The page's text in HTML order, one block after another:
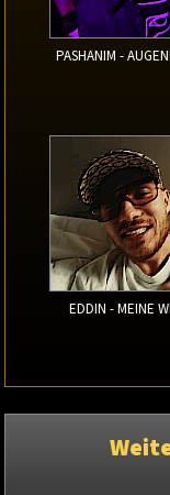
PASHANIM -
EDDIN - MEINE